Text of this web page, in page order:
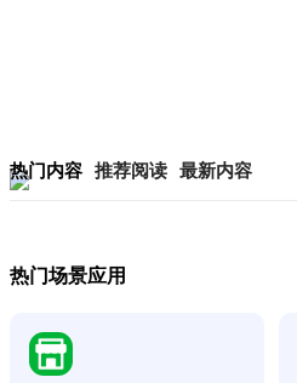
热门内容 推荐阅读 最新内容
热门场景应用